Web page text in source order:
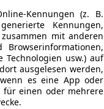
Kennungen (z. B.
Kennungen,
mit anderen
Technologien usw.) auf
ausgelesen werden,
es eine App oder
für einen oder mehrere